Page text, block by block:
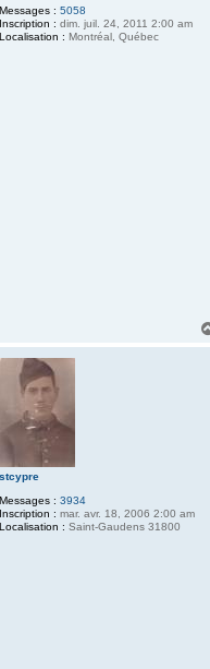
Messages : 5058
Inscription : dim. juil. 24, 2011 2:00 am
Localisation : Montréal, Québec
stcypre
Messages : 3934
Inscription : mar. avr. 18, 2006 2:00 am
Localisation : Saint-Gaudens 31800